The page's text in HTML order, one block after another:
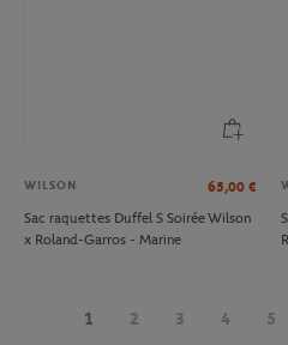
WILSON 65,00 €
Sac raquettes Duffel S Soirée Wilson
x Roland-Garros - Marine
1 2 3 4 5